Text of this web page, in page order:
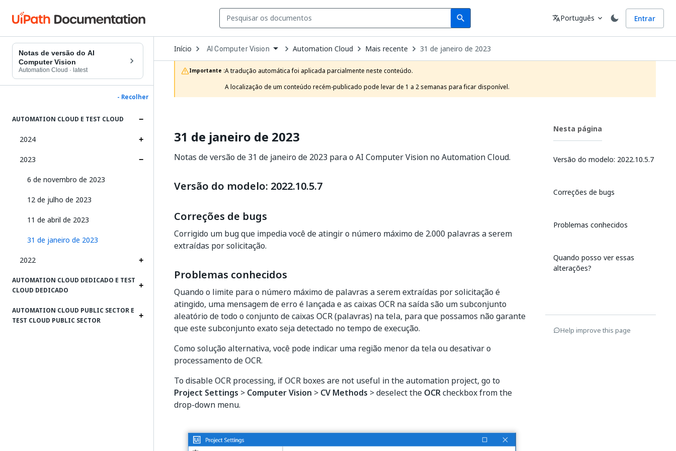
search
Search Idioma
translatePortuguês expand_more Entrar
Notas de versão do AI
Computer Vision
Automation Cloud · latest
- Recolher
AUTOMATION CLOUD E TEST CLOUD
2024
2023
6 de novembro de 2023
12 de julho de 2023
11 de abril de 2023
31 de janeiro de 2023
2022
AUTOMATION CLOUD DEDICADO E TEST
CLOUD DEDICADO
AUTOMATION CLOUD PUBLIC SECTOR E
TEST CLOUD PUBLIC SECTOR
Início Open
Dropdown
to
choose
product
AI Computer Vision Automation Cloud Mais recente 31 de janeiro de 2023
Importante :A tradução automática foi aplicada parcialmente neste conteúdo.
A localização de um conteúdo recém-publicado pode levar de 1 a 2 semanas para ficar disponível.
31 de janeiro de 2023
Notas de versão de 31 de janeiro de 2023 para o AI Computer Vision no Automation Cloud.
Versão do modelo: 2022.10.5.7
Correções de bugs
Corrigido um bug que impedia você de atingir o número máximo de 2.000 palavras a serem
extraídas por solicitação.
Problemas conhecidos
Quando o limite para o número máximo de palavras a serem extraídas por solicitação é
atingido, uma mensagem de erro é lançada e as caixas OCR na saída são um subconjunto
aleatório de todo o conjunto de caixas OCR (palavras) na tela, para que possamos não garante
que este subconjunto exato seja detectado no tempo de execução.
Como solução alternativa, você pode indicar uma região menor da tela ou desativar o
processamento de OCR.
To disable OCR processing, if OCR boxes are not useful in the automation project, go to
Project Settings > Computer Vision > CV Methods > deselect the OCRcheckbox from the
drop-down menu.
Nesta página
Versão do modelo: 2022.10.5.7
Correções de bugs
Problemas conhecidos
Quando posso ver essas
alterações?
Help improve this page